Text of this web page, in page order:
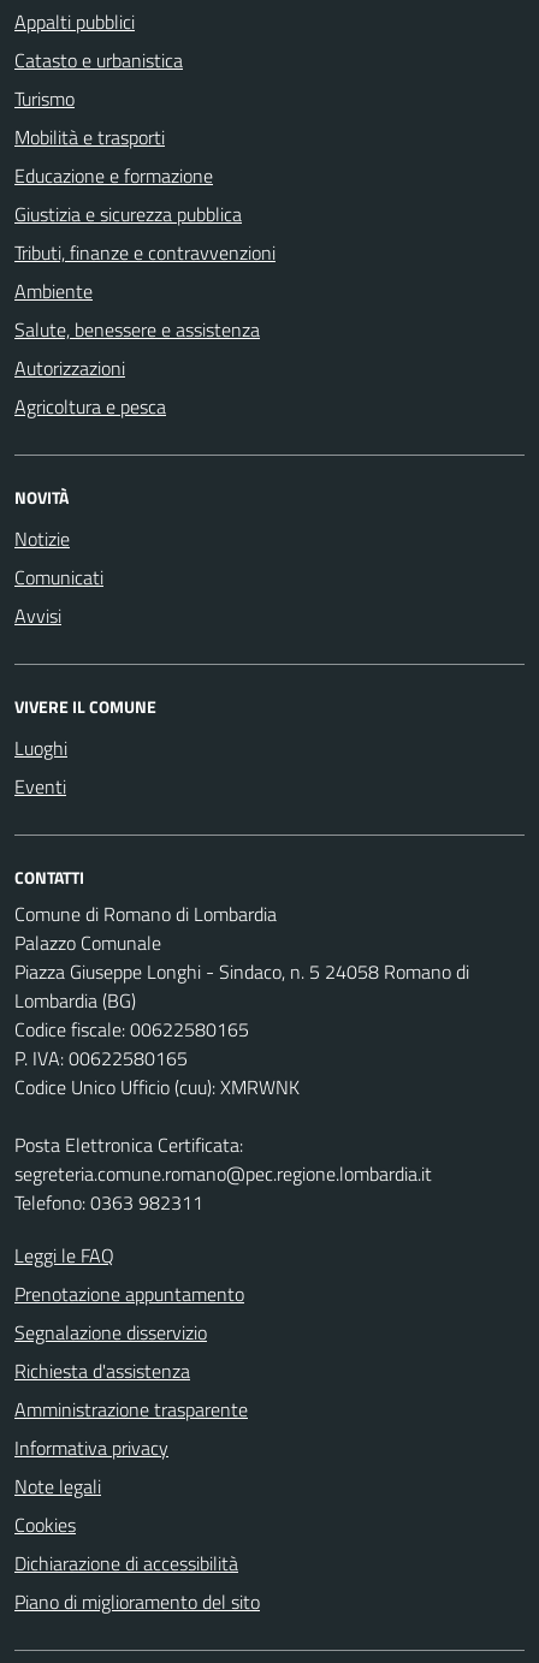
Appalti pubblici
Catasto e urbanistica
Turismo
Mobilità e trasporti
Educazione e formazione
Giustizia e sicurezza pubblica
Tributi, finanze e contravvenzioni
Ambiente
Salute, benessere e assistenza
Autorizzazioni
Agricoltura e pesca
NOVITÀ
Notizie
Comunicati
Avvisi
VIVERE IL COMUNE
Luoghi
Eventi
CONTATTI
Comune di Romano di Lombardia
Palazzo Comunale
Piazza Giuseppe Longhi - Sindaco, n. 5 24058 Romano di
Lombardia (BG)
Codice fiscale: 00622580165
P. IVA: 00622580165
Codice Unico Ufficio (cuu): XMRWNK
Posta Elettronica Certificata:
segreteria.comune.romano@pec.regione.lombardia.it
Telefono: 0363 982311
Leggi le FAQ
Prenotazione appuntamento
Segnalazione disservizio
Richiesta d'assistenza
Amministrazione trasparente
Informativa privacy
Note legali
Cookies
Dichiarazione di accessibilità
Piano di miglioramento del sito